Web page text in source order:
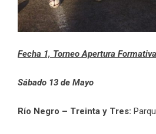
Fecha 1, Torneo Apertura
Sábado 13 de Mayo
Río Negro – Treinta y Tres: